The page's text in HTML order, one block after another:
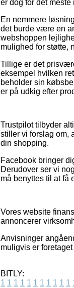
er dog for det
En nemmere
det burde være en
webshoppen
mulighed for støtte,
Tillige er det
eksempel hvilken
beholder sin
er på udkig efter
Trustpilot tilbyder
stiller vi forslag om,
din shopping.
Facebook bringer
Derudover ser vi
må benyttes til at få
Vores website
annoncerer
Anvisninger
muligvis er
BITLY:
1 1 1 1 1 1 1 1 1 1 1